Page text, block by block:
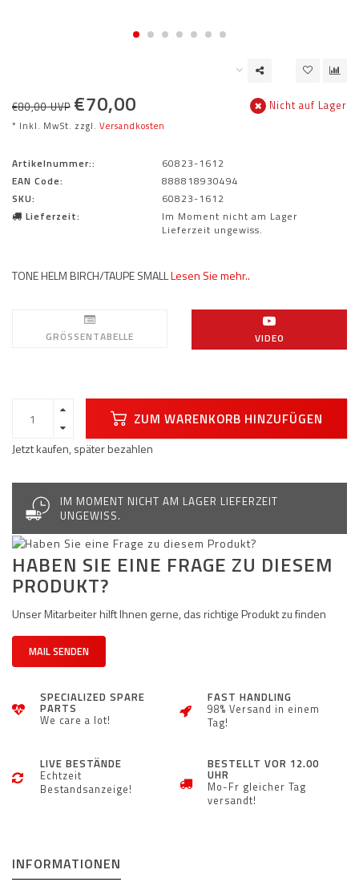
€80,00 UVP €70,00
* Inkl. MwSt. zzgl. Versandkosten
Nicht auf Lager
Artikelnummer::
60823-1612
EAN Code:
888818930494
SKU:
60823-1612
Lieferzeit:
Im Moment nicht am Lager
Lieferzeit ungewiss.
TONE HELM BIRCH/TAUPE SMALLLesen Sie mehr..
GRÖSSENTABELLE VIDEO
ZUM WARENKORB HINZUFÜGEN
Jetzt kaufen, später bezahlen
IM MOMENT NICHT AM LAGER LIEFERZEIT
UNGEWISS.
HABEN SIE EINE FRAGE ZU DIESEM
PRODUKT?
Unser Mitarbeiter hilft Ihnen gerne, das richtige Produkt zu finden
MAIL SENDEN
SPECIALIZED SPARE
PARTS
We care a lot!
FAST HANDLING
98% Versand in einem
Tag!
LIVE BESTÄNDE
Echtzeit
Bestandsanzeige!
BESTELLT VOR 12.00
UHR
Mo-Fr gleicher Tag
versandt!
INFORMATIONEN